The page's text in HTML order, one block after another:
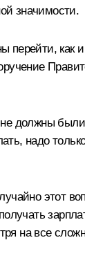
значимости.
перейти,
должны
надо
этот
на все